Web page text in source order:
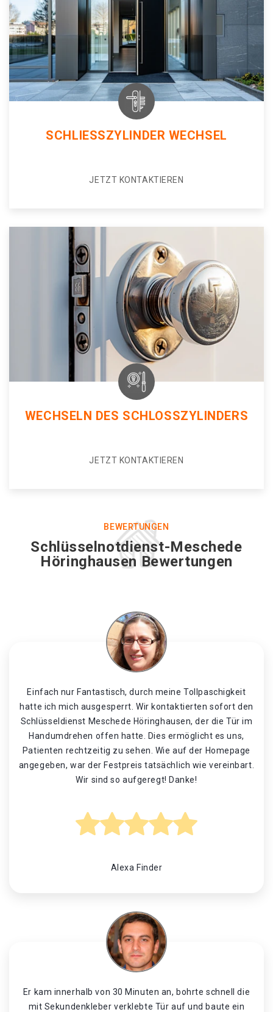
SCHLIESSZYLINDER WECHSEL
JETZT KONTAKTIEREN
WECHSELN DES SCHLOSSZYLINDERS
JETZT KONTAKTIEREN
BEWERTUNGEN
Schlüsselnotdienst-Meschede
Höringhausen Bewertungen
Einfach nur Fantastisch, durch meine Tollpaschigkeit
hatte ich mich ausgesperrt. Wir kontaktierten sofort den
Schlüsseldienst Meschede Höringhausen, der die Tür im
Handumdrehen offen hatte. Dies ermöglicht es uns,
Patienten rechtzeitig zu sehen. Wie auf der Homepage
angegeben, war der Festpreis tatsächlich wie vereinbart.
Wir sind so aufgeregt! Danke!
Alexa Finder
Er kam innerhalb von 30 Minuten an, bohrte schnell die
mit Sekundenkleber verklebte Tür auf und baute ein